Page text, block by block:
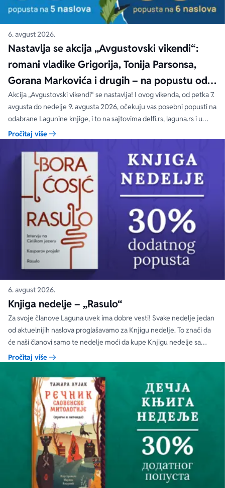
6. avgust 2026.
Nastavlja se akcija „Avgustovski vikendi“:
romani vladike Grigorija, Tonija Parsonsa,
Gorana Markovića i drugih – na popustu od
čak 40, 50 i 60%
Akcija „Avgustovski vikendi“ se nastavlja! I ovog vikenda, od petka 7.
avgusta do nedelje 9. avgusta 2026, očekuju vas posebni popusti na
odabrane Lagunine knjige, i to na sajtovima delfi.rs, laguna.rs i u
svim Delfi knjižarama.
Pročitaj više
6. avgust 2026.
Knjiga nedelje – „Rasulo“
Za svoje članove Laguna uvek ima dobre vesti! Svake nedelje jedan
od aktuelnijih naslova proglašavamo za Knjigu nedelje. To znači da
će naši članovi samo te nedelje moći da kupe Knjigu nedelje sa
specijalnim DODATNIM popustom od 30%.
Pročitaj više